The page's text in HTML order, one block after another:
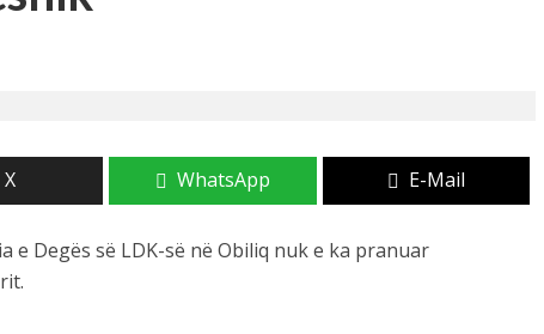
ndryshoi rregullat e lojës
me tronditje të forta këtë javë (VIDEO)
X WhatsApp E-Mail
e Degës së LDK-së në Obiliq nuk e ka pranuar